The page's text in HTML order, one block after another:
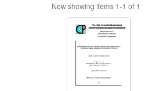
Now showing items 1-1 of 1